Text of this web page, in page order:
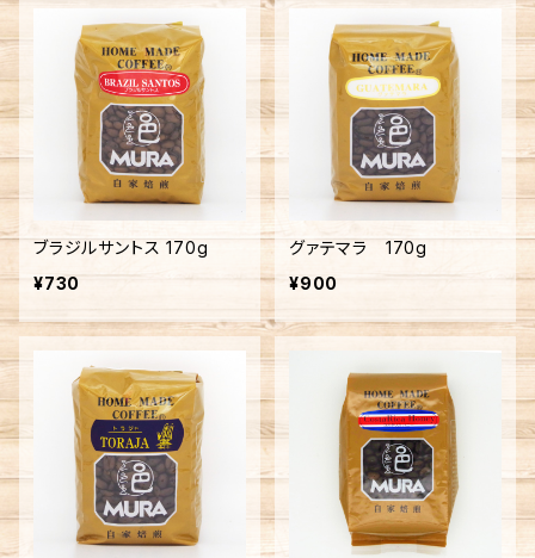
ブラジルサントス 170g
¥730
グァテマラ 170g
¥900